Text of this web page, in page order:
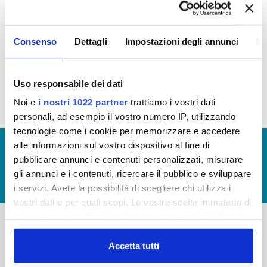
Consenso Dettagli Impostazioni degli annunci
Uso responsabile dei dati
Noi e i nostri 1022 partner trattiamo i vostri dati
personali, ad esempio il vostro numero IP, utilizzando
tecnologie come i cookie per memorizzare e accedere
alle informazioni sul vostro dispositivo al fine di
pubblicare annunci e contenuti personalizzati, misurare
gli annunci e i contenuti, ricercare il pubblico e sviluppare
i servizi. Avete la possibilità di scegliere chi utilizza i
vostri dati e per quali scopi. Le vostre scelte in materia di
in cui avete effettuato le vostre scelte. È possibile
modificare o revocare il proprio consenso in qualsiasi
momento dalla Dichiarazione sui cookie o facendo clic
Accetta tutti
In questa sezione puoi trovare il programma degli
interventi di Publiacqua 2016 - 2021 (visualizza
© Copyright 2017 - 2026
GLOSSARIO
GIUDICA IL SERVIZIO
LAVORA CON NOI
Publiacqua S.p.A
-
FAQ